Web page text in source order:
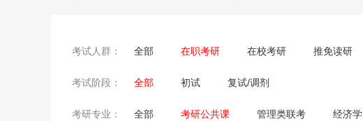
考试人群： 全部 在职考研 在校考研 推免读研
考试阶段： 全部 初试 复试/调剂
考研专业： 全部 考研公共课 管理类联考 经济学